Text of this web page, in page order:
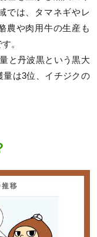
では、タマネギやレ
農や肉用牛の生産も
。
と丹波黒という黒大
量は3位、イチジクの